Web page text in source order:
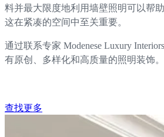
料并最大限度地利用墙壁照明可以帮
这在紧凑的空间中至关重要。
通过联系专家 Modenese Luxury
有原创、多样化和高质量的照明装饰。
查找更多